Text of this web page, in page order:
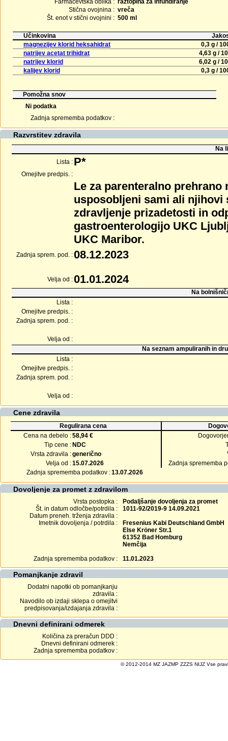
Farmacevtska oblika : raztopina za infundiranje
Stična ovojnina : vreča
Št. enot v stični ovojnini : 500 ml
Učinkovina
magnezijev klorid heksahidrat
0,3 g /
natrijev acetat trihidrat
4,63 g /
natrijev klorid
6,02 g /
kalijev klorid
0,3 g /
Pomožna snov
Ni podatka
Zadnja sprememba podatkov :
Razvrstitev zdravila
Na
Lista : P*
Omejitve predpis. :
Le za parenteralno prehrano
usposobljeni sami ali njihovi
zdravljenje prizadetosti in
gastroenterologijo UKC
UKC Maribor.
Zadnja sprem. pod. :08.12.2023
Velja od :01.01.2024
Na
Lista :
Omejitve predpis. :
Zadnja sprem. pod. :
Velja od :
Na seznam ampuliranih in
Lista :
Omejitve predpis. :
Zadnja sprem. pod. :
Velja od :
Cene zdravila
Regulirana cena
Cena na debelo :58,94 €
Tip cene : NDC
Vrsta zdravila :generično
Velja od :15.07.2026
Zadnja sprememba
Zadnja sprememba podatkov :13.07.2026
Dovoljenje za promet z zdravilom
Vrsta postopka :
Podaljšanje dovoljenja za promet
Št. in datum odločbe/potrdila :
1011-92/2019-9 14.09.2021
Datum preneh. trženja zdravila :
Imetnik dovoljenja / potrdila :
Fresenius Kabi Deutschland GmbH
Else Kröner Str.1
61352 Bad Homburg
Nemčija
Zadnja sprememba podatkov :
11.01.2023
Pomanjkanje zdravil
Dodatni napotki ob pomanjkanju
zdravila :
Navodilo ob izdaji sklepa o omejitvi
predpisovanja/izdajanja zdravila :
Dnevni definirani odmerek
Količina za preračun DDD :
Dnevni definirani odmerek :
Zadnja sprememba podatkov :
© 2012-2014 MZ JAZMP ZZZS NIJZ Vse